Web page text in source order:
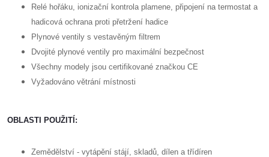
Relé hořáku, ionizační kontrola plamene, připojení na termostat a
hadicová ochrana proti přetržení hadice
Plynové ventily s vestavěným filtrem
Dvojité plynové ventily pro maximální bezpečnost
Všechny modely jsou certifikované značkou CE
Vyžadováno větrání místnosti
OBLASTI POUŽITÍ:
Zemědělství - vytápění stájí, skladů, dílen a třídíren